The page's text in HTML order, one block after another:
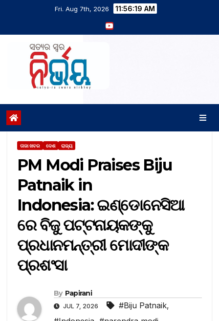
Fri. Aug 7th, 2026 11:56:20 AM
ତାଜା ଖବର ଦେଶ ରାଜ୍ୟ
PM Modi Praises Biju
Patnaik in
Indonesia: ଇଣ୍ଡୋନେସିଆ
ରେ ବିଜୁ ପଟ୍ଟନାୟକଙ୍କୁ
ପ୍ରଧାନମନ୍ତ୍ରୀ ମୋଦୀଙ୍କ
ପ୍ରଶଂସା
By Papirani
JUL 7, 2026 #Biju Patnaik,